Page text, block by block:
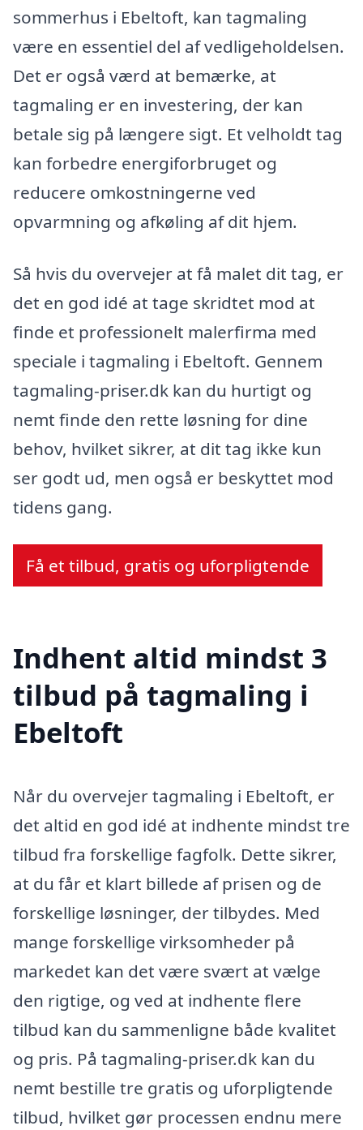
sommerhus i Ebeltoft, kan tagmaling
være en essentiel del af vedligeholdelsen.
Det er også værd at bemærke, at
tagmaling er en investering, der kan
betale sig på længere sigt. Et velholdt tag
kan forbedre energiforbruget og
reducere omkostningerne ved
opvarmning og afkøling af dit hjem.
Så hvis du overvejer at få malet dit tag, er
det en god idé at tage skridtet mod at
finde et professionelt malerfirma med
speciale i tagmaling i Ebeltoft. Gennem
tagmaling-priser.dk kan du hurtigt og
nemt finde den rette løsning for dine
behov, hvilket sikrer, at dit tag ikke kun
ser godt ud, men også er beskyttet mod
tidens gang.
Få et tilbud, gratis og uforpligtende
Indhent altid mindst 3
tilbud på tagmaling i
Ebeltoft
Når du overvejer tagmaling i Ebeltoft, er
det altid en god idé at indhente mindst tre
tilbud fra forskellige fagfolk. Dette sikrer,
at du får et klart billede af prisen og de
forskellige løsninger, der tilbydes. Med
mange forskellige virksomheder på
markedet kan det være svært at vælge
den rigtige, og ved at indhente flere
tilbud kan du sammenligne både kvalitet
og pris. På tagmaling-priser.dk kan du
nemt bestille tre gratis og uforpligtende
tilbud, hvilket gør processen endnu mere